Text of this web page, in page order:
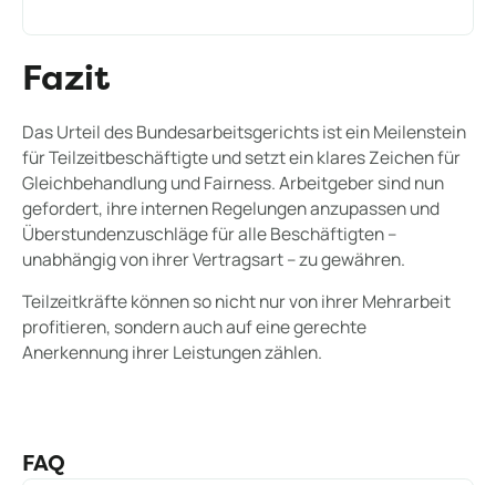
Fazit
Das Urteil des Bundesarbeitsgerichts ist ein Meilenstein
für Teilzeitbeschäftigte und setzt ein klares Zeichen für
Gleichbehandlung und Fairness. Arbeitgeber sind nun
gefordert, ihre internen Regelungen anzupassen und
Überstundenzuschläge für alle Beschäftigten –
unabhängig von ihrer Vertragsart – zu gewähren.
Teilzeitkräfte können so nicht nur von ihrer Mehrarbeit
profitieren, sondern auch auf eine gerechte
Anerkennung ihrer Leistungen zählen.
FAQ